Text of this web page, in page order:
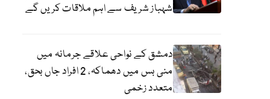
شہباز شریف سے اہم ملاقات کریں گے
دمشق کے نواحی علاقے جرمانہ میں
منی بس میں دھماکہ، 2 افراد جاں بحق،
متعدد زخمی